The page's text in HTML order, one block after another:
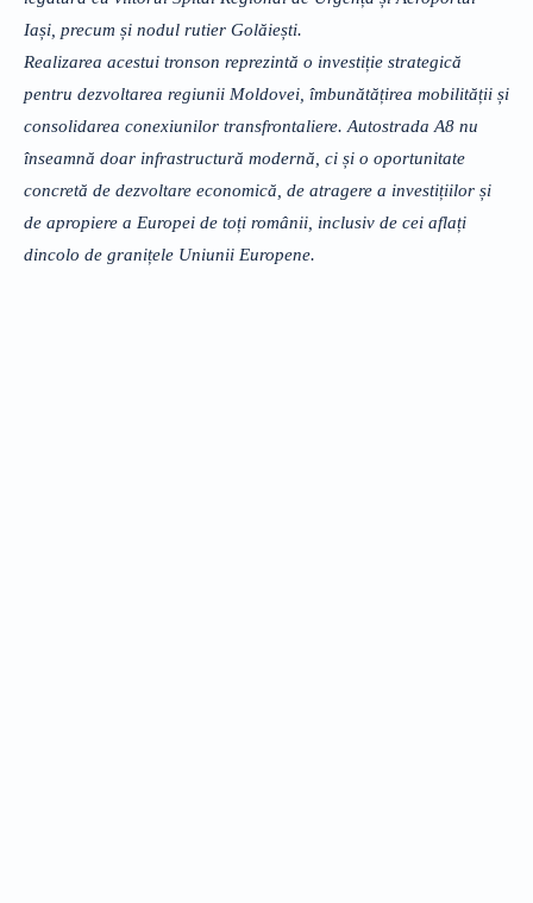
Iași, precum și nodul rutier Golăiești.
Realizarea acestui tronson reprezintă o investiție strategică
pentru dezvoltarea regiunii Moldovei, îmbunătățirea mobilității și
consolidarea conexiunilor transfrontaliere. Autostrada A8 nu
înseamnă doar infrastructură modernă, ci și o oportunitate
concretă de dezvoltare economică, de atragere a investițiilor și
de apropiere a Europei de toți românii, inclusiv de cei aflați
dincolo de granițele Uniunii Europene.